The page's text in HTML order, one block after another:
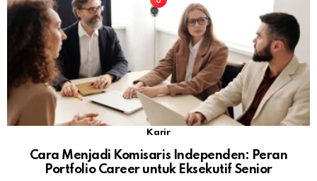
Karir
Cara Menjadi Komisaris Independen: Peran
Portfolio Career untuk Eksekutif Senior